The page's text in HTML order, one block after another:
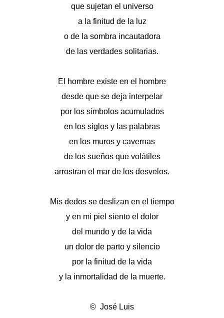
que sujetan el universo
a la finitud de la luz
o de la sombra incautadora
de las verdades solitarias.
El hombre existe en el hombre
desde que se deja interpelar
por los símbolos acumulados
en los siglos y las palabras
en los muros y cavernas
de los sueños que volátiles
arrostran el mar de los desvelos.
Mis dedos se deslizan en el tiempo
y en mi piel siento el dolor
del mundo y de la vida
un dolor de parto y silencio
por la finitud de la vida
y la inmortalidad de la muerte.
© José Luis